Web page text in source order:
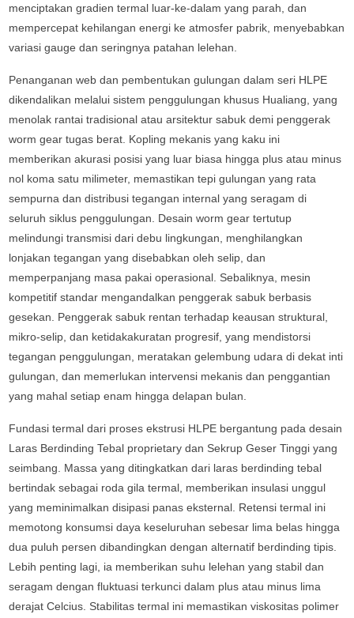
menciptakan gradien termal luar-ke-dalam yang parah, dan
mempercepat kehilangan energi ke atmosfer pabrik, menyebabkan
variasi gauge dan seringnya patahan lelehan.
Penanganan web dan pembentukan gulungan dalam seri HLPE
dikendalikan melalui sistem penggulungan khusus Hualiang, yang
menolak rantai tradisional atau arsitektur sabuk demi penggerak
worm gear tugas berat. Kopling mekanis yang kaku ini
memberikan akurasi posisi yang luar biasa hingga plus atau minus
nol koma satu milimeter, memastikan tepi gulungan yang rata
sempurna dan distribusi tegangan internal yang seragam di
seluruh siklus penggulungan. Desain worm gear tertutup
melindungi transmisi dari debu lingkungan, menghilangkan
lonjakan tegangan yang disebabkan oleh selip, dan
memperpanjang masa pakai operasional. Sebaliknya, mesin
kompetitif standar mengandalkan penggerak sabuk berbasis
gesekan. Penggerak sabuk rentan terhadap keausan struktural,
mikro-selip, dan ketidakakuratan progresif, yang mendistorsi
tegangan penggulungan, meratakan gelembung udara di dekat inti
gulungan, dan memerlukan intervensi mekanis dan penggantian
yang mahal setiap enam hingga delapan bulan.
Fundasi termal dari proses ekstrusi HLPE bergantung pada desain
Laras Berdinding Tebal proprietary dan Sekrup Geser Tinggi yang
seimbang. Massa yang ditingkatkan dari laras berdinding tebal
bertindak sebagai roda gila termal, memberikan insulasi unggul
yang meminimalkan disipasi panas eksternal. Retensi termal ini
memotong konsumsi daya keseluruhan sebesar lima belas hingga
dua puluh persen dibandingkan dengan alternatif berdinding tipis.
Lebih penting lagi, ia memberikan suhu lelehan yang stabil dan
seragam dengan fluktuasi terkunci dalam plus atau minus lima
derajat Celcius. Stabilitas termal ini memastikan viskositas polimer